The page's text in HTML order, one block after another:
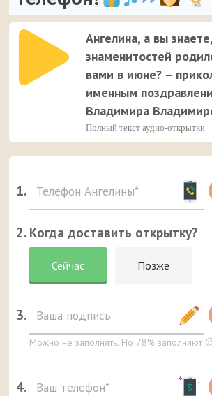
Ангелина, а вы
знаменитостей
вами в июне? –
именным
Владимира
Полный текст аудио-открытки
1.
2. Когда доставить открытку?
Сейчас Позже
3.
Можно не заполнять. Но 78% заполняют
4.